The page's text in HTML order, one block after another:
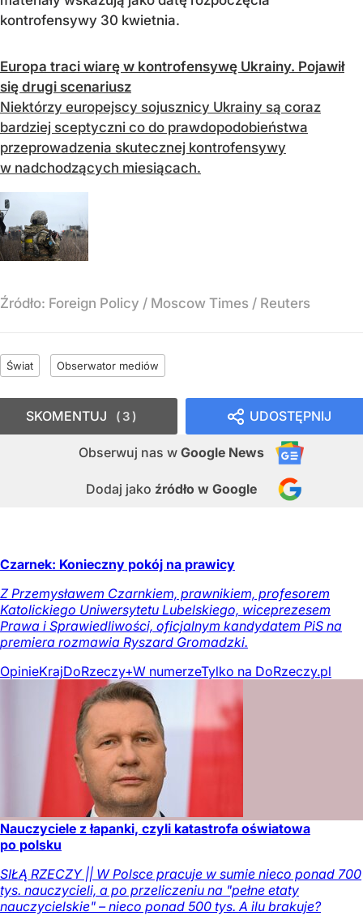
kontrofensywy 30 kwietnia.
Europa traci wiarę w kontrofensywę Ukrainy. Pojawił
się drugi scenariusz
Niektórzy europejscy sojusznicy Ukrainy są coraz
bardziej sceptyczni co do prawdopodobieństwa
przeprowadzenia skutecznej kontrofensywy
w nadchodzących miesiącach.
Źródło: Foreign Policy / Moscow Times / Reuters
Świat Obserwator mediów
UDOSTĘPNIJ
Obserwuj nas w Google News
Dodaj jako źródło w Google
SKOMENTUJ 3
Czarnek: Konieczny pokój na prawicy
Z Przemysławem Czarnkiem, prawnikiem, profesorem
Katolickiego Uniwersytetu Lubelskiego, wiceprezesem
Prawa i Sprawiedliwości, oficjalnym kandydatem PiS na
premiera rozmawia Ryszard Gromadzki.
OpinieKrajDoRzeczy+W numerzeTylko na DoRzeczy.pl
Nauczyciele z łapanki, czyli katastrofa oświatowa
po polsku
SIŁĄ RZECZY || W Polsce pracuje w sumie nieco ponad 700
tys. nauczycieli, a po przeliczeniu na "pełne etaty
nauczycielskie" – nieco ponad 500 tys. A ilu brakuje?